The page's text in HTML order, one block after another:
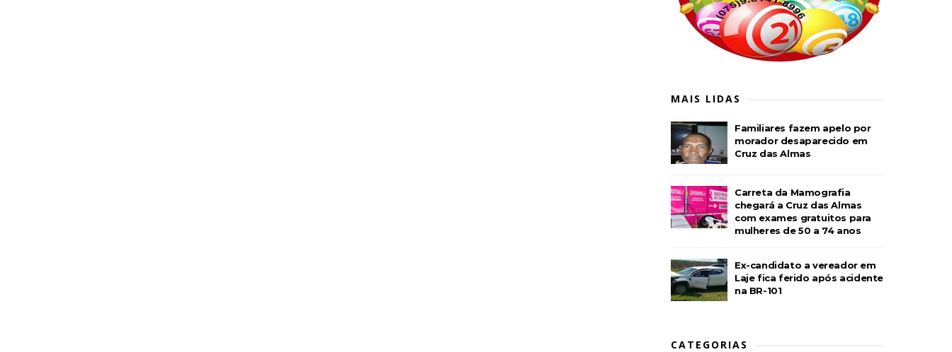
MAIS LIDAS
Familiares fazem apelo por
morador desaparecido em
Cruz das Almas
Carreta da Mamografia
chegará a Cruz das Almas
com exames gratuitos para
mulheres de 50 a 74 anos
Ex-candidato a vereador em
Laje fica ferido após acidente
na BR-101
CATEGORIAS